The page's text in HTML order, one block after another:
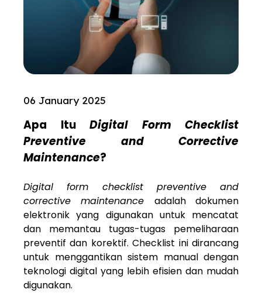
06 January 2025
Apa Itu Digital Form Checklist
Preventive and Corrective
Maintenance?
Digital form checklist preventive and
corrective maintenance adalah dokumen
elektronik yang digunakan untuk mencatat
dan memantau tugas-tugas pemeliharaan
preventif dan korektif. Checklist ini dirancang
untuk menggantikan sistem manual dengan
teknologi digital yang lebih efisien dan mudah
digunakan.